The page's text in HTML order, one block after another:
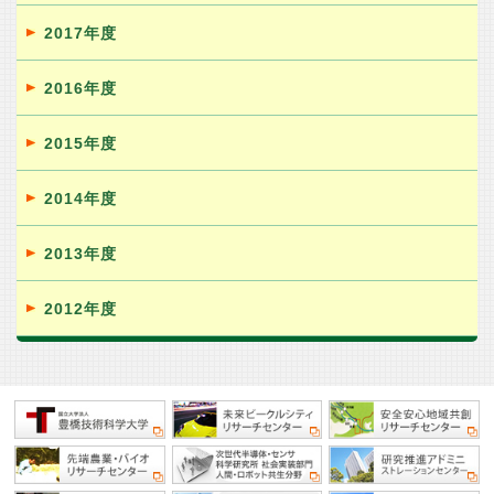
2017年度
2016年度
2015年度
2014年度
2013年度
2012年度